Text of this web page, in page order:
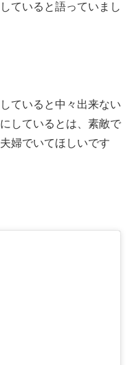
ていると語っていまし
ていると中々出来ない
しているとは、素敵で
婦でいてほしいです